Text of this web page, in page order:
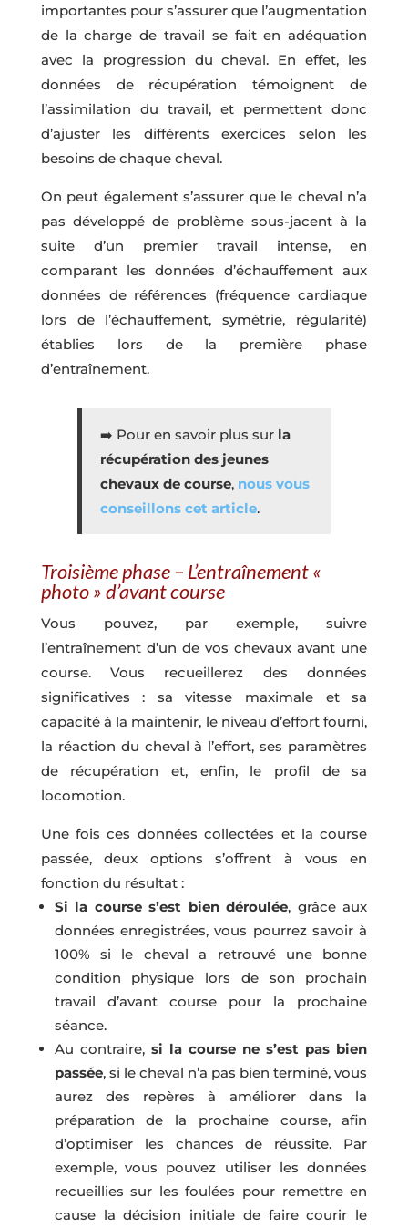
importantes pour s’assurer que l’augmentation
de la charge de travail se fait en adéquation
avec la progression du cheval. En effet, les
données de récupération témoignent de
l’assimilation du travail, et permettent donc
d’ajuster les différents exercices selon les
besoins de chaque cheval.
On peut également s’assurer que le cheval n’a
pas développé de problème sous-jacent à la
suite d’un premier travail intense, en
comparant les données d’échauffement aux
données de références (fréquence cardiaque
lors de l’échauffement, symétrie, régularité)
établies lors de la première phase
d’entraînement.
➡️ Pour en savoir plus sur la
récupération des jeunes
chevaux de course, nous vous
conseillons cet article.
Troisième phase – L’entraînement «
photo » d’avant course
Vous pouvez, par exemple, suivre
l’entraînement d’un de vos chevaux avant une
course. Vous recueillerez des données
significatives : sa vitesse maximale et sa
capacité à la maintenir, le niveau d’effort fourni,
la réaction du cheval à l’effort, ses paramètres
de récupération et, enfin, le profil de sa
locomotion.
Une fois ces données collectées et la course
passée, deux options s’offrent à vous en
fonction du résultat :
Si la course s’est bien déroulée, grâce aux
données enregistrées, vous pourrez savoir à
100% si le cheval a retrouvé une bonne
condition physique lors de son prochain
travail d’avant course pour la prochaine
séance.
Au contraire, si la course ne s’est pas bien
passée, si le cheval n’a pas bien terminé, vous
aurez des repères à améliorer dans la
préparation de la prochaine course, afin
d’optimiser les chances de réussite. Par
exemple, vous pouvez utiliser les données
recueillies sur les foulées pour remettre en
cause la décision initiale de faire courir le